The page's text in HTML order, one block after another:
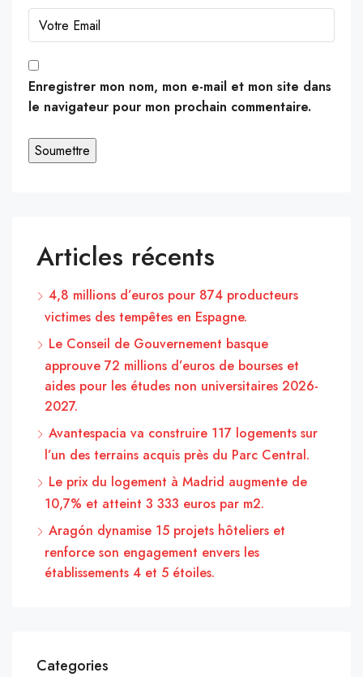
Enregistrer mon nom, mon e-mail et mon site dans
le navigateur pour mon prochain commentaire.
Articles récents
4,8 millions d’euros pour 874 producteurs
victimes des tempêtes en Espagne.
Le Conseil de Gouvernement basque
approuve 72 millions d’euros de bourses et
aides pour les études non universitaires 2026-
2027.
Avantespacia va construire 117 logements sur
l’un des terrains acquis près du Parc Central.
Le prix du logement à Madrid augmente de
10,7% et atteint 3 333 euros par m2.
Aragón dynamise 15 projets hôteliers et
renforce son engagement envers les
établissements 4 et 5 étoiles.
Categories